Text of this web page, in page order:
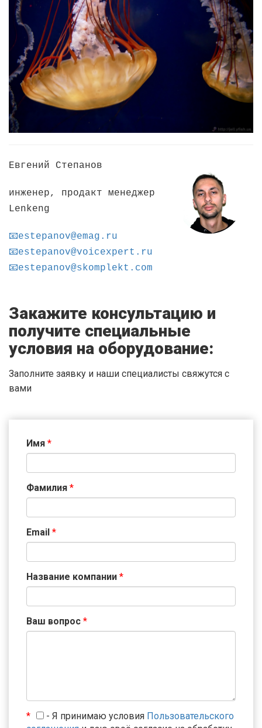
Евгений Степанов
инженер, продакт менеджер
Lenkeng
📧estepanov@emag.ru
📧estepanov@voicexpert.ru
📧estepanov@skomplekt.com
Закажите консультацию и
получите специальные
условия на оборудование:
Заполните заявку и наши специалисты свяжутся с
вами
Имя *
Фамилия *
Email *
Название компании *
Ваш вопрос *
* - Я принимаю условия Пользовательского